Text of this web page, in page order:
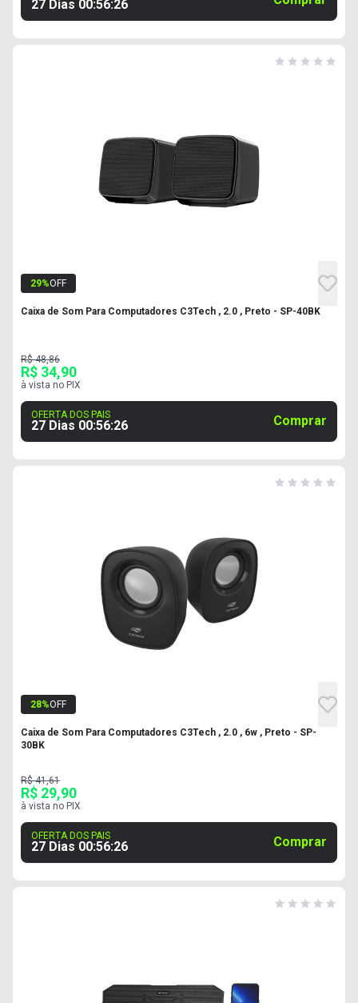
27 Dias 00:56:25
29%OFF
Caixa de Som Para Computadores C3Tech , 2.0 , Preto - SP-40BK
R$ 48,86
R$ 34,90
à vista no PIX
OFERTA DOS PAIS
27 Dias 00:56:25 Comprar
28%OFF
Caixa de Som Para Computadores C3Tech , 2.0 , 6w , Preto - SP-
30BK
R$ 41,61
R$ 29,90
à vista no PIX
OFERTA DOS PAIS
27 Dias 00:56:25 Comprar